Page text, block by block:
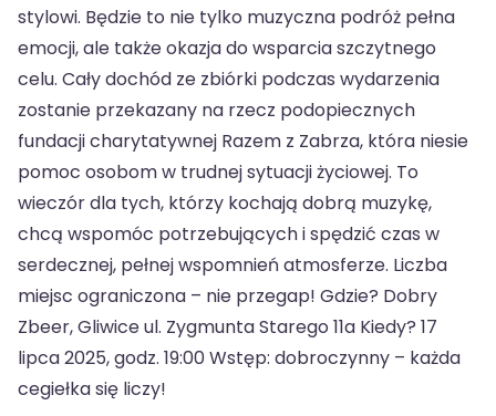
stylowi. Będzie to nie tylko muzyczna podróż pełna
emocji, ale także okazja do wsparcia szczytnego
celu. Cały dochód ze zbiórki podczas wydarzenia
zostanie przekazany na rzecz podopiecznych
fundacji charytatywnej Razem z Zabrza, która niesie
pomoc osobom w trudnej sytuacji życiowej. To
wieczór dla tych, którzy kochają dobrą muzykę,
chcą wspomóc potrzebujących i spędzić czas w
serdecznej, pełnej wspomnień atmosferze. Liczba
miejsc ograniczona – nie przegap! Gdzie? Dobry
Zbeer, Gliwice ul. Zygmunta Starego 11a Kiedy? 17
lipca 2025, godz. 19:00 Wstęp: dobroczynny – każda
cegiełka się liczy!